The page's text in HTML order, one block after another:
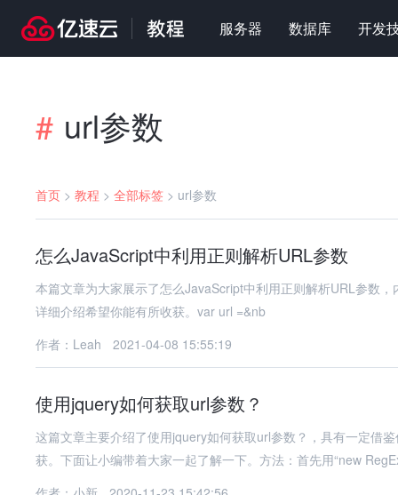
服务器 数据库 开发
# url参数
首页 > 教程 > 全部标签 > url参数
怎么JavaScript中利用正则解析URL参数
本篇文章为大家展示了怎么JavaScript中利用正则解析URL参数
详细介绍希望你能有所收获。var url =&nb
作者：Leah
2021-04-08 15:55:19
使用jquery如何获取url参数？
这篇文章主要介绍了使用jquery如何获取url参数？，具有一定借
获。下面让小编带着大家一起了解一下。方法：首先用“new